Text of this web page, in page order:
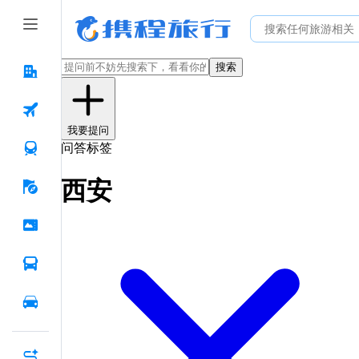
搜索
我要提问
问答标签
西安